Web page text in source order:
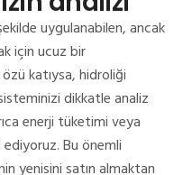
uygulanabilen, ancak
için ucuz bir
katıysa, hidroliği
dikkatle analiz
enerji tüketimi veya
Bu önemli
yenisini satın almaktan